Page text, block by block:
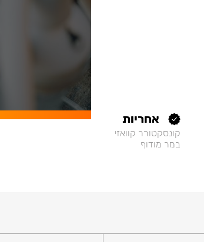
אחריות
קונסקטורר קוואזי
במר מודוף